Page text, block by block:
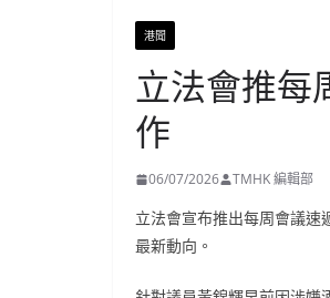
港聞
立法會推每
作
06/07/2026 TMHK 編輯部
立法會宣布推出每周會議速
最新動向。